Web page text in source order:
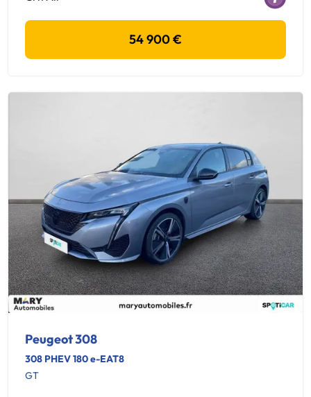
54 900 €
Peugeot 308
308 PHEV 180 e-EAT8
GT